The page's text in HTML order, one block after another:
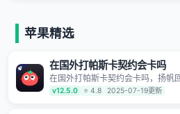
等主流网站应用解除限制，带你穿
有上百万用户，用户整体好评95%
苹果精选
在国外打帕斯卡契约会卡吗
在国外打帕斯卡契约会卡吗，扬帆
万海外华人都在用的音乐视频回国
Windows Mac TV VIP 支持多种加
v12.5.0 ⭐ 4.8 2025-07-19更新